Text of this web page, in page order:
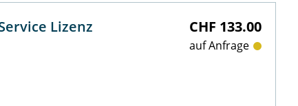
Lizenz
CHF 133.00
auf Anfrage